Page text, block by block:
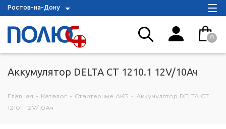
Ростов-на-Дону
0
Аккумулятор DELTA СТ 1210.1 12V/10Ач
Главная - Каталог - Стартерные АКБ - Аккумулятор DELTA СТ
1210.1 12V/10Ач